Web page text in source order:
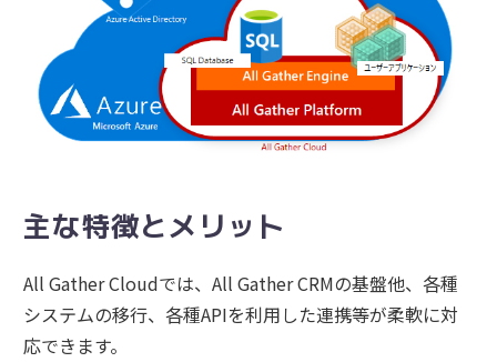
主な特徴とメリット
All Gather Cloudでは、All Gather CRMの基盤他、各種
システムの移行、各種APIを利用した連携等が柔軟に対
応できます。